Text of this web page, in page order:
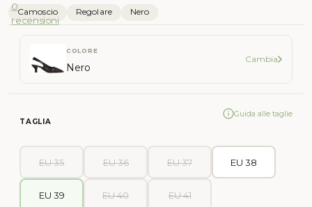
0
recensioni
Camoscio Regolare Nero
COLORE
Nero
Cambia
TAGLIA
Guida alle taglie
EU 35 EU 36 EU 37 EU 38
EU 39 EU 40 EU 41